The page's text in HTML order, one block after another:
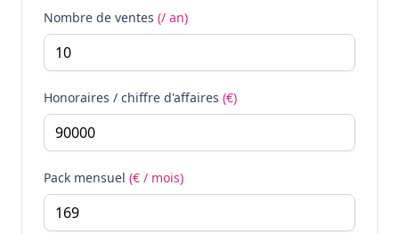
Nombre de ventes (/ an)
Honoraires / chiffre d'affaires (€)
Pack mensuel (€ / mois)